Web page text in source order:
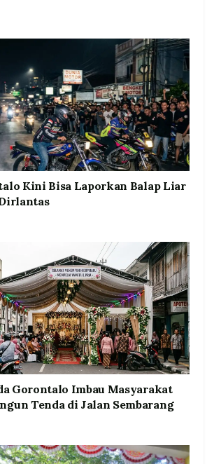
Kini Bisa Laporkan Balap Liar
Gorontalo Imbau Masyarakat
Tenda di Jalan Sembarang